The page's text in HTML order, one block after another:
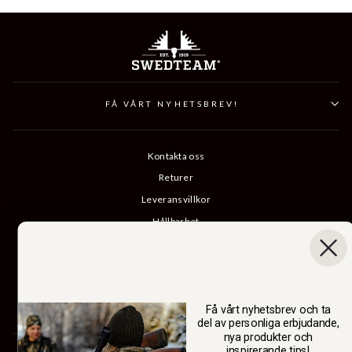
FÅ VÅRT NYHETSBREV!
Kontakta oss
Returer
Leveransvillkor
Hållbarhet
Ångra köp
Få vårt nyhetsbrev och ta
del av personliga erbjudande,
nya produkter och